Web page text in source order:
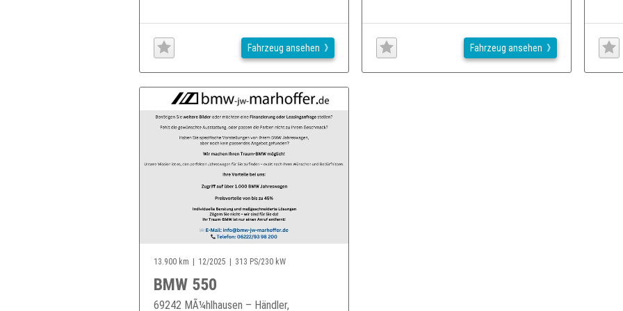
Fahrzeug ansehen Fahrzeug ansehen
13.900 km 12/2025 313 PS/230 kW
BMW 550
69242 MÃ¼hlhausen – Händler,